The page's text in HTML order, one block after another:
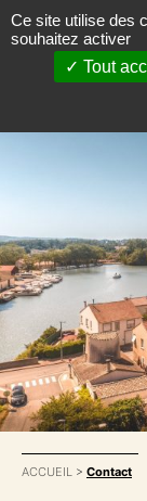
ACCUEIL > Contact
Ce site utilise des
souhaitez activer
Tout